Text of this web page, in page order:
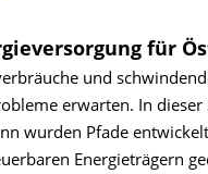
für
und
erwarten. In
wurden Pfade
Energieträgern